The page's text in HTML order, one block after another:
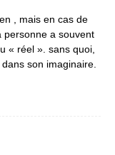
, mais en cas de
personne a souvent
« réel ». sans quoi,
son imaginaire.